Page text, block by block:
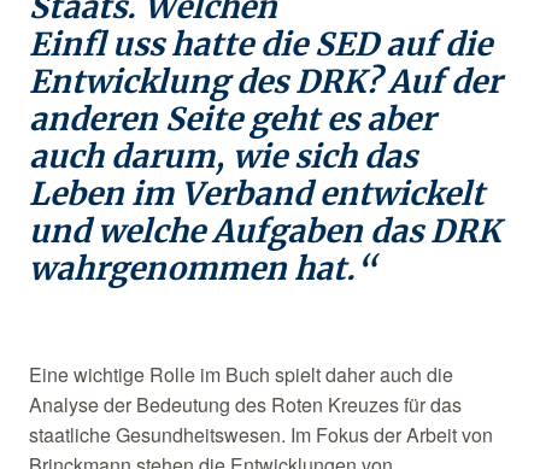
Einfl uss hatte die SED auf die
Entwicklung des DRK? Auf der
anderen Seite geht es aber
auch darum, wie sich das
Leben im Verband entwickelt
und welche Aufgaben das DRK
wahrgenommen hat.“
Eine wichtige Rolle im Buch spielt daher auch die
Analyse der Bedeutung des Roten Kreuzes für das
staatliche Gesundheitswesen. Im Fokus der Arbeit von